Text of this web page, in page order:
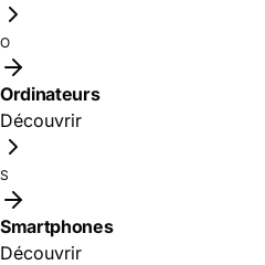
O
Ordinateurs
Découvrir
S
Smartphones
Découvrir